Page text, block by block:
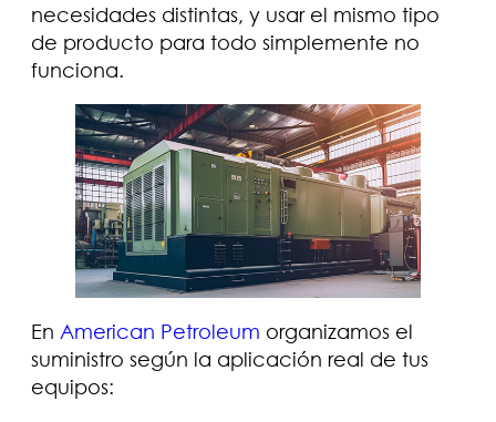
necesidades distintas, y usar el mismo tipo
de producto para todo simplemente no
funciona.
En American Petroleum organizamos el
suministro según la aplicación real de tus
equipos: